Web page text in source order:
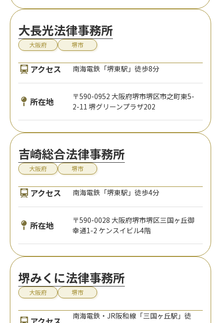
大長光法律事務所
大阪府 堺市
アクセス 南海電鉄「堺東駅」徒歩8分
所在地
〒590-0952 大阪府堺市堺区市之町東5-
2-11 堺グリーンプラザ202
吉崎総合法律事務所
大阪府 堺市
アクセス 南海電鉄「堺東駅」徒歩4分
所在地
〒590-0028 大阪府堺市堺区三国ヶ丘御
幸通1-2 ケンスイビル4階
堺みくに法律事務所
大阪府 堺市
南海電鉄・JR阪和線「三国ヶ丘駅」徒